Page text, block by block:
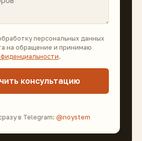
персональных данных
на обращение и принимаю
.
консультацию
в Telegram: @noystem